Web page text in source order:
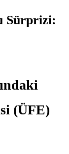
Sürprizi:
(ÜFE)